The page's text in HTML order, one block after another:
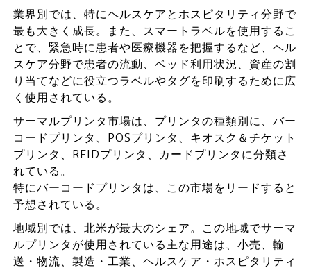
業界別では、特にヘルスケアとホスピタリティ分野で
最も大きく成長。また、スマートラベルを使用するこ
とで、緊急時に患者や医療機器を把握するなど、ヘル
スケア分野で患者の流動、ベッド利用状況、資産の割
り当てなどに役立つラベルやタグを印刷するために広
く使用されている。
サーマルプリンタ市場は、プリンタの種類別に、バー
コードプリンタ、POSプリンタ、キオスク＆チケット
プリンタ、RFIDプリンタ、カードプリンタに分類さ
れている。
特にバーコードプリンタは、この市場をリードすると
予想されている。
地域別では、北米が最大のシェア。この地域でサーマ
ルプリンタが使用されている主な用途は、小売、輸
送・物流、製造・工業、ヘルスケア・ホスピタリティ